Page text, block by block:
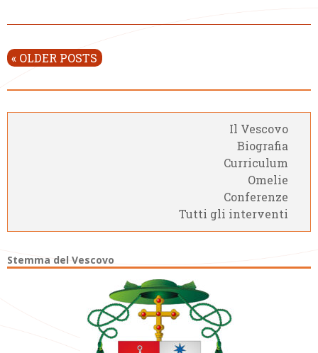
P
t
a
t
« OLDER POSTS
Il Vescovo
Biografia
Curriculum
Omelie
Conferenze
Tutti gli interventi
Stemma del Vescovo